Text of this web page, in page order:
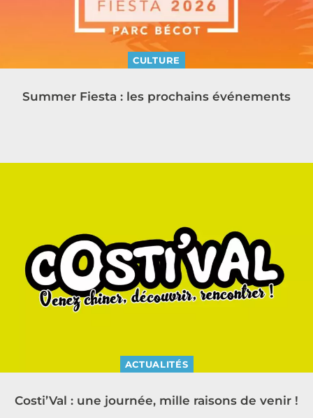
CULTURE
Summer Fiesta : les prochains événements
ACTUALITÉS
Costi’Val : une journée, mille raisons de venir !